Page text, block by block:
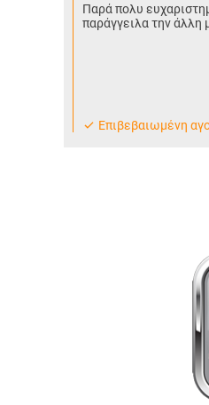
Παρά πολυ
παράγγειλα την άλλη
Eπιβεβαιωμένη